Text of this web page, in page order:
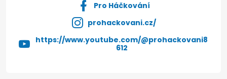
Pro Háčkování
prohackovani.cz/
https://www.youtube.com/@prohackovani8
612